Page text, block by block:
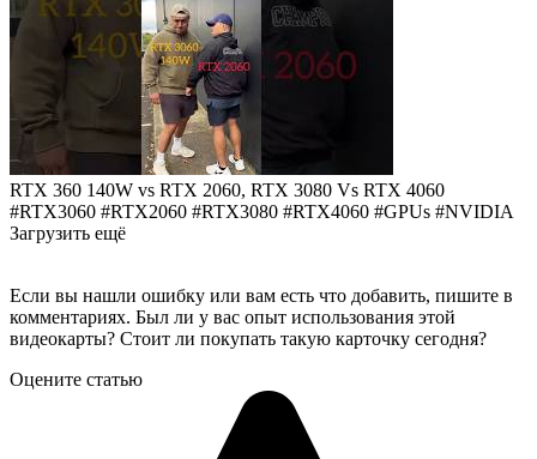
RTX 360 140W vs RTX 2060, RTX 3080 Vs RTX 4060
#RTX3060 #RTX2060 #RTX3080 #RTX4060 #GPUs #NVIDIA
Загрузить ещё
Если вы нашли ошибку или вам есть что добавить, пишите в
комментариях. Был ли у вас опыт использования этой
видеокарты? Стоит ли покупать такую карточку сегодня?
Оцените статью